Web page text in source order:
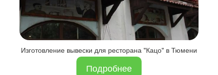
Изготовление вывески для ресторана "Кацо" в Тюмени
Подробнее